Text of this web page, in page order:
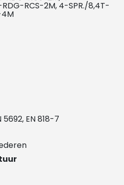
RCS-2M, 4-SPR./8,4T-
4M
5692, EN 818-7